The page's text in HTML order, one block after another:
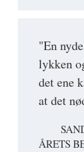
"En
lykken
det ene
at det
ÅRETS